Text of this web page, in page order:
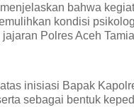
bahwa
kondisi
Polres Aceh
inisiasi Bapak
sebagai bentuk